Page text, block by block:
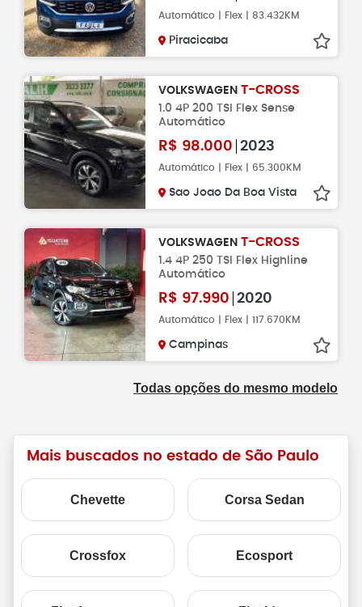
Automático | Flex | 83.432KM
Piracicaba
VOLKSWAGEN T-CROSS
1.0 4P 200 TSI Flex Sense
Automático
R$ 98.000 2023
Automático | Flex | 65.300KM
Sao Joao Da Boa Vista
VOLKSWAGEN T-CROSS
1.4 4P 250 TSI Flex Highline
Automático
R$ 97.990 2020
Automático | Flex | 117.670KM
Campinas
Todas opções do mesmo modelo
Mais buscados no estado de São Paulo
Chevette Corsa Sedan
Crossfox Ecosport